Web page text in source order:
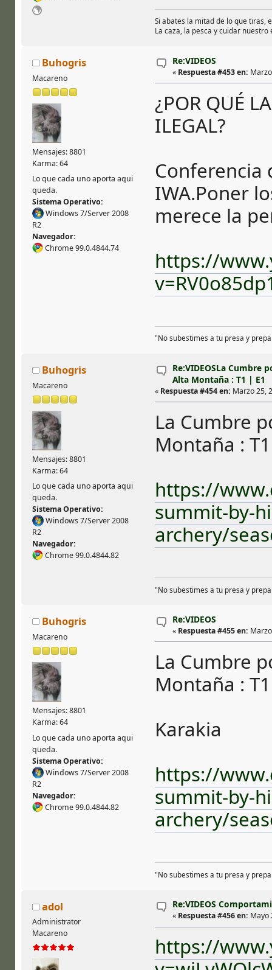
Si abates la mitad de lo que tiras,
La caza, la pesca y cuidar
Buhogris
Macareno
Mensajes: 8801
Karma: 64
Lo que cada uno aporta aqui
queda.
Sistema Operativo:
Windows 7/Server 2008
R2
Navegador:
Chrome 99.0.4844.74
Re:VIDEOS
« Respuesta #453 en:
¿POR QUÉ
ILEGAL?
Conferencia
IWA.Poner
merece la
https://
"No subestimes a tu presa y
Buhogris
Macareno
Mensajes: 8801
Karma: 64
Lo que cada uno aporta aqui
queda.
Sistema Operativo:
Windows 7/Server 2008
R2
Navegador:
Chrome 99.0.4844.82
Re:VIDEOSLa Cumbre
Alta Montaña : T1 | E1
« Respuesta #454 en: Marzo 25,
La Cumbre
Montaña :
https://
summit-by-
archery/
"No subestimes a tu presa y
Buhogris
Macareno
Mensajes: 8801
Karma: 64
Lo que cada uno aporta aqui
queda.
Sistema Operativo:
Windows 7/Server 2008
R2
Navegador:
Chrome 99.0.4844.82
Re:VIDEOS
« Respuesta #455 en:
La Cumbre
Montaña :
Karakia
https://
summit-by-
archery/
"No subestimes a tu presa y
adol
Administrator
Macareno
Re:VIDEOS
« Respuesta #456 en: Mayo
https://